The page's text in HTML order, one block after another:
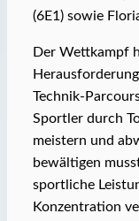
(6E1) sowie
Der Wettkampf
Technik-
Sportler durch
meistern und
bewältigen
sportliche
Konzentration